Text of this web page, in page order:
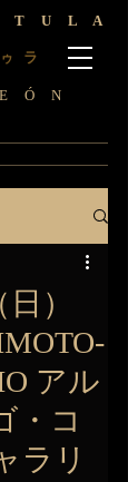
ゥ ラ
U L A
Ó N
）
アル
・コ
ラリ